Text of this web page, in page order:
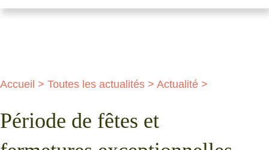
Accueil > Toutes les actualités > Actualité >
Période de fêtes et